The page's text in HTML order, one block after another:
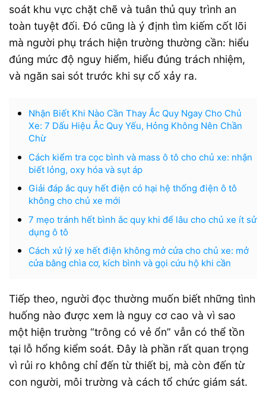
soát khu vực chặt chẽ và tuân thủ quy trình an
toàn tuyệt đối. Đó cũng là ý định tìm kiếm cốt lõi
mà người phụ trách hiện trường thường cần: hiểu
đúng mức độ nguy hiểm, hiểu đúng trách nhiệm,
và ngăn sai sót trước khi sự cố xảy ra.
Nhận Biết Khi Nào Cần Thay Ắc Quy Ngay Cho Chủ
Xe: 7 Dấu Hiệu Ắc Quy Yếu, Hỏng Không Nên Chần
Chừ
Cách kiểm tra cọc bình và mass ô tô cho chủ xe: nhận
biết lỏng, oxy hóa và sụt áp
Giải đáp ắc quy hết điện có hại hệ thống điện ô tô
không cho chủ xe mới
7 mẹo tránh hết bình ắc quy khi để lâu cho chủ xe ít sử
dụng ô tô
Cách xử lý xe hết điện không mở cửa cho chủ xe: mở
cửa bằng chìa cơ, kích bình và gọi cứu hộ khi cần
Tiếp theo, người đọc thường muốn biết những tình
huống nào được xem là nguy cơ cao và vì sao
một hiện trường “trông có vẻ ổn” vẫn có thể tồn
tại lỗ hổng kiểm soát. Đây là phần rất quan trọng
vì rủi ro không chỉ đến từ thiết bị, mà còn đến từ
con người, môi trường và cách tổ chức giám sát.